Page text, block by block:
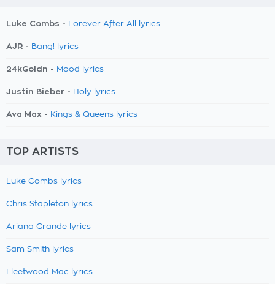
Luke Combs - Forever After All lyrics
AJR - Bang! lyrics
24kGoldn - Mood lyrics
Justin Bieber - Holy lyrics
Ava Max - Kings & Queens lyrics
TOP ARTISTS
Luke Combs lyrics
Chris Stapleton lyrics
Ariana Grande lyrics
Sam Smith lyrics
Fleetwood Mac lyrics